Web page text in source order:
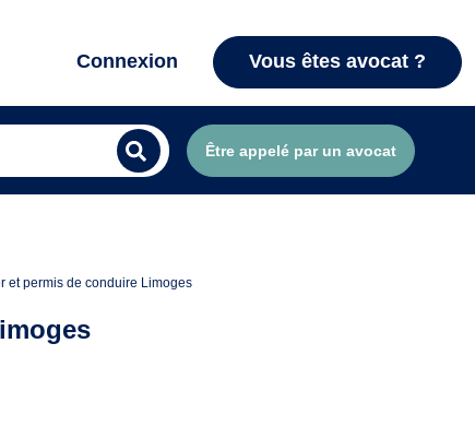
Connexion Vous êtes avocat ?
Être appelé par un avocat
et permis de conduire Limoges